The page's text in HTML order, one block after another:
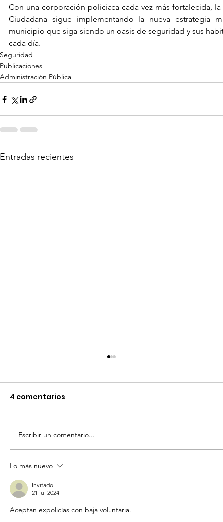
Con una corporación policiaca cada vez más fortalecida,
Ciudadana sigue implementando la nueva estrategia
municipio que siga siendo un oasis de seguridad y sus
cada día.
Seguridad
Publicaciones
Administración Pública
Entradas recientes
MUNICIPAL EL TEATRO ÁNGELA
PERALTA CON CONCIERTOS DE TALLA
MUNDIAL
4 comentarios
Escribir un comentario...
Lo más nuevo
Invitado
21 jul 2024
Aceptan expolicías con baja voluntaria.